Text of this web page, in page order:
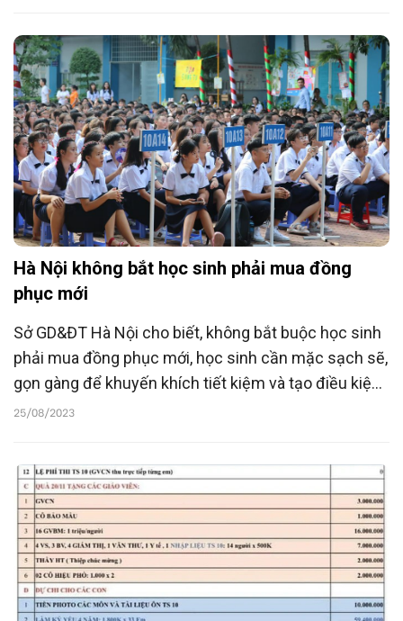
Hà Nội không bắt học sinh phải mua đồng
phục mới
Sở GD&ĐT Hà Nội cho biết, không bắt buộc học sinh
phải mua đồng phục mới, học sinh cần mặc sạch sẽ,
gọn gàng để khuyến khích tiết kiệm và tạo điều kiện
thuận lợi cho học sinh có hoàn cảnh khó khăn.
25/08/2023